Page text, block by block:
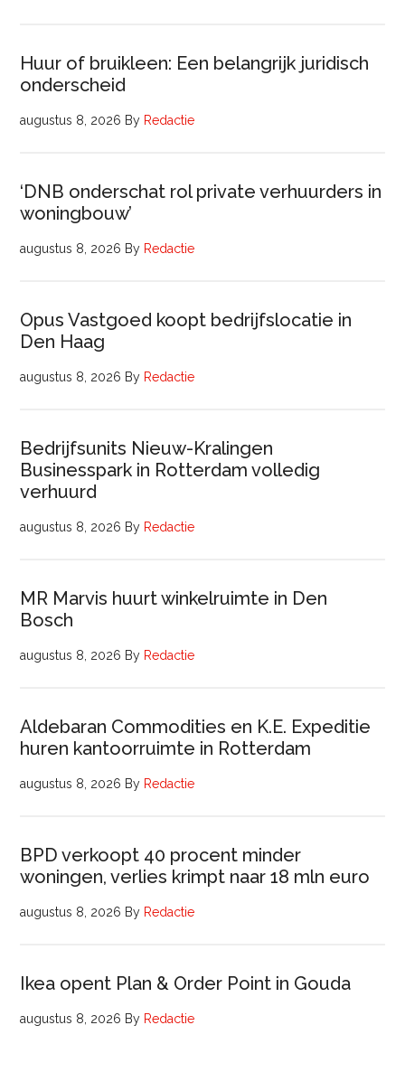
Huur of bruikleen: Een belangrijk juridisch
onderscheid
augustus 8, 2026 By Redactie
‘DNB onderschat rol private verhuurders in
woningbouw’
augustus 8, 2026 By Redactie
Opus Vastgoed koopt bedrijfslocatie in
Den Haag
augustus 8, 2026 By Redactie
Bedrijfsunits Nieuw-Kralingen
Businesspark in Rotterdam volledig
verhuurd
augustus 8, 2026 By Redactie
MR Marvis huurt winkelruimte in Den
Bosch
augustus 8, 2026 By Redactie
Aldebaran Commodities en K.E. Expeditie
huren kantoorruimte in Rotterdam
augustus 8, 2026 By Redactie
BPD verkoopt 40 procent minder
woningen, verlies krimpt naar 18 mln euro
augustus 8, 2026 By Redactie
Ikea opent Plan & Order Point in Gouda
augustus 8, 2026 By Redactie